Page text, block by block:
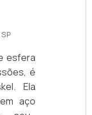
esfera
é
Ela
aço